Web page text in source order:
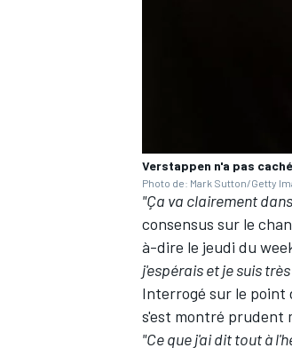
Verstappen n'a pas
Photo de: Mark Sutton/Getty
"Ça va clairement
consensus sur le
à-dire le jeudi du
j'espérais et je suis
Interrogé sur le point
s'est montré prudent
"Ce que j'ai dit tout à